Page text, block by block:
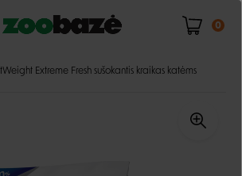
0
Extreme Fresh sušokantis kraikas katėms